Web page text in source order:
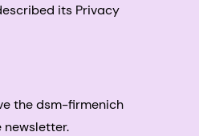
its Privacy
the dsm-firmenich
newsletter.